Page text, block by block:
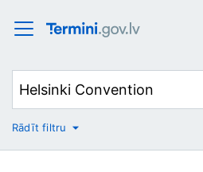
No
Rādīt filtru